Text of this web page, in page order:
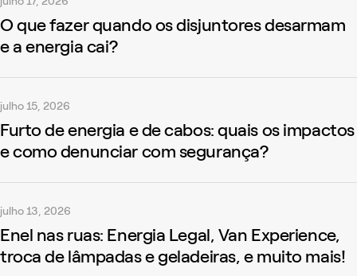
O que fazer quando os disjuntores desarmam
e a energia cai?
julho 15, 2026
Furto de energia e de cabos: quais os impactos
e como denunciar com segurança?
julho 13, 2026
Enel nas ruas: Energia Legal, Van Experience,
troca de lâmpadas e geladeiras, e muito mais!